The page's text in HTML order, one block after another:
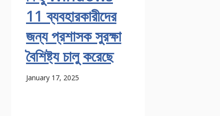
11 ব্যবহারকারীদের
জন্য প্রশাসক সুরক্ষা
বৈশিষ্ট্য চালু করেছে
January 17, 2025